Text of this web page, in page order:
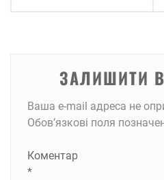
ЗАЛИШИТИ
Ваша e-mail адреса не
Обов’язкові поля
Коментар
*